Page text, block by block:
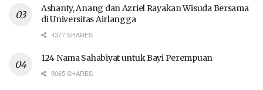
Ashanty, Anang dan Azriel Rayakan Wisuda Bersama
di Universitas Airlangga
4377 SHARES
124 Nama Sahabiyat untuk Bayi Perempuan
9065 SHARES